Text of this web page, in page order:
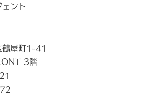
ェント
鶴屋町1-41
3階